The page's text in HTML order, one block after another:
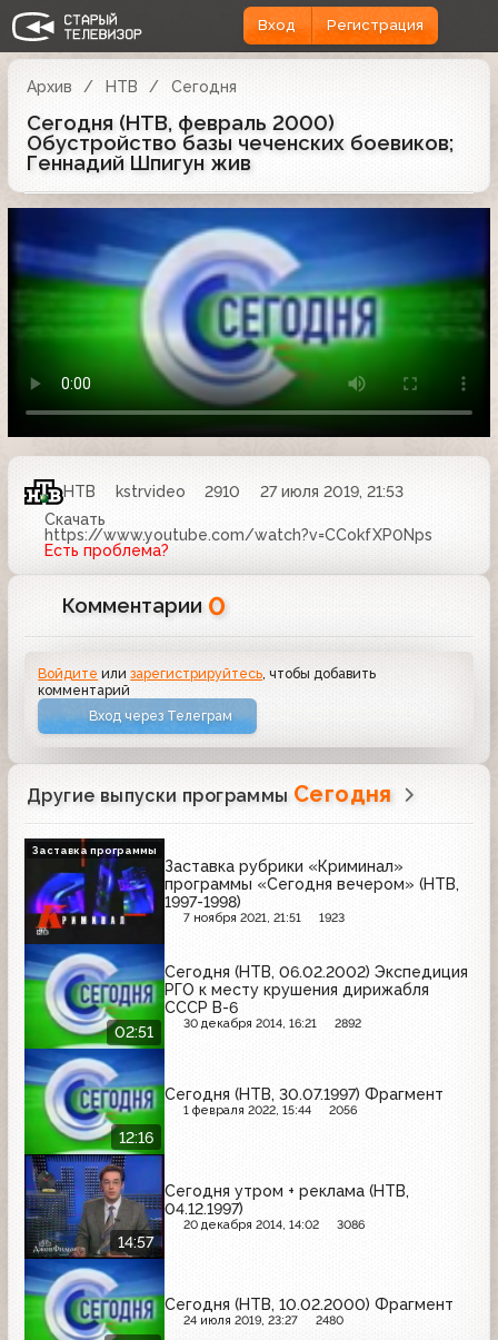
Вход Регистрация
Архив НТВ Сегодня
Сегодня (НТВ, февраль 2000)
Обустройство базы чеченских боевиков;
Геннадий Шпигун жив
НТВ kstrvideo 2910
27 июля 2019, 21:53
Скачать
https://www.youtube.com/watch?v=CCokfXP0Nps
Есть проблема?
Комментарии 0
Войдите илизарегистрируйтесь , чтобы добавить
комментарий
Вход через Телеграм
Другие выпуски программы Сегодня
Заставка рубрики «Криминал»
программы «Сегодня вечером» (НТВ,
1997-1998)
7 ноября 2021, 21:51 1923
Заставка программы
02:51
Сегодня (НТВ, 06.02.2002) Экспедиция
РГО к месту крушения дирижабля
СССР В-6
30 декабря 2014, 16:21 2892
12:16
Сегодня (НТВ, 30.07.1997) Фрагмент
1 февраля 2022, 15:44 2056
14:57
Сегодня утром + реклама (НТВ,
04.12.1997)
20 декабря 2014, 14:02 3086
Сегодня (НТВ, 10.02.2000) Фрагмент
24 июля 2019, 23:27 2480